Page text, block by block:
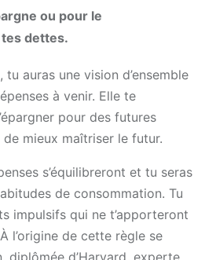
ou pour le
dettes.
auras une vision d’ensemble
à venir. Elle te
pour des futures
mieux maîtriser le futur.
s’équilibreront et tu seras
de consommation. Tu
impulsifs qui ne t’apporteront
l’origine de cette règle se
diplômée d’Harvard, experte